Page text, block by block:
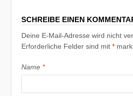
SCHREIBE EINEN
Deine E-Mail-Adresse wird nicht
Erforderliche Felder sind mit*
Name *